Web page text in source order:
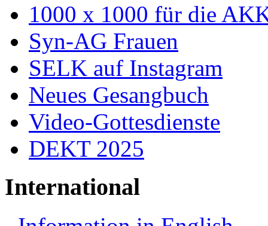
1000 x 1000 für die
Syn-AG Frauen
SELK auf Instagram
Neues Gesangbuch
Video-Gottesdienste
DEKT 2025
International